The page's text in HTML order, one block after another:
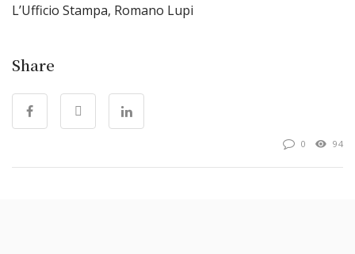
L’Ufficio Stampa, Romano Lupi
Share
0 94